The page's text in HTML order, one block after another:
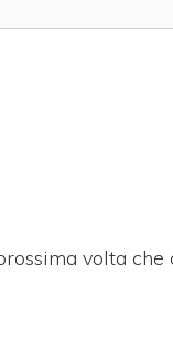
volta che